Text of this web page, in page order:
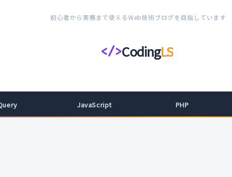
初心者から実務まで使えるWeb技術ブログを目指しています
</>CodingLS
コ
ィ
JavaScript PHP